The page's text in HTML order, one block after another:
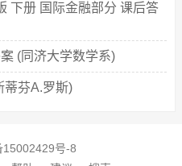
下册 国际金融部分 课后答
(同济大学数学系)
蒂芬A.罗斯)
15002429号-8